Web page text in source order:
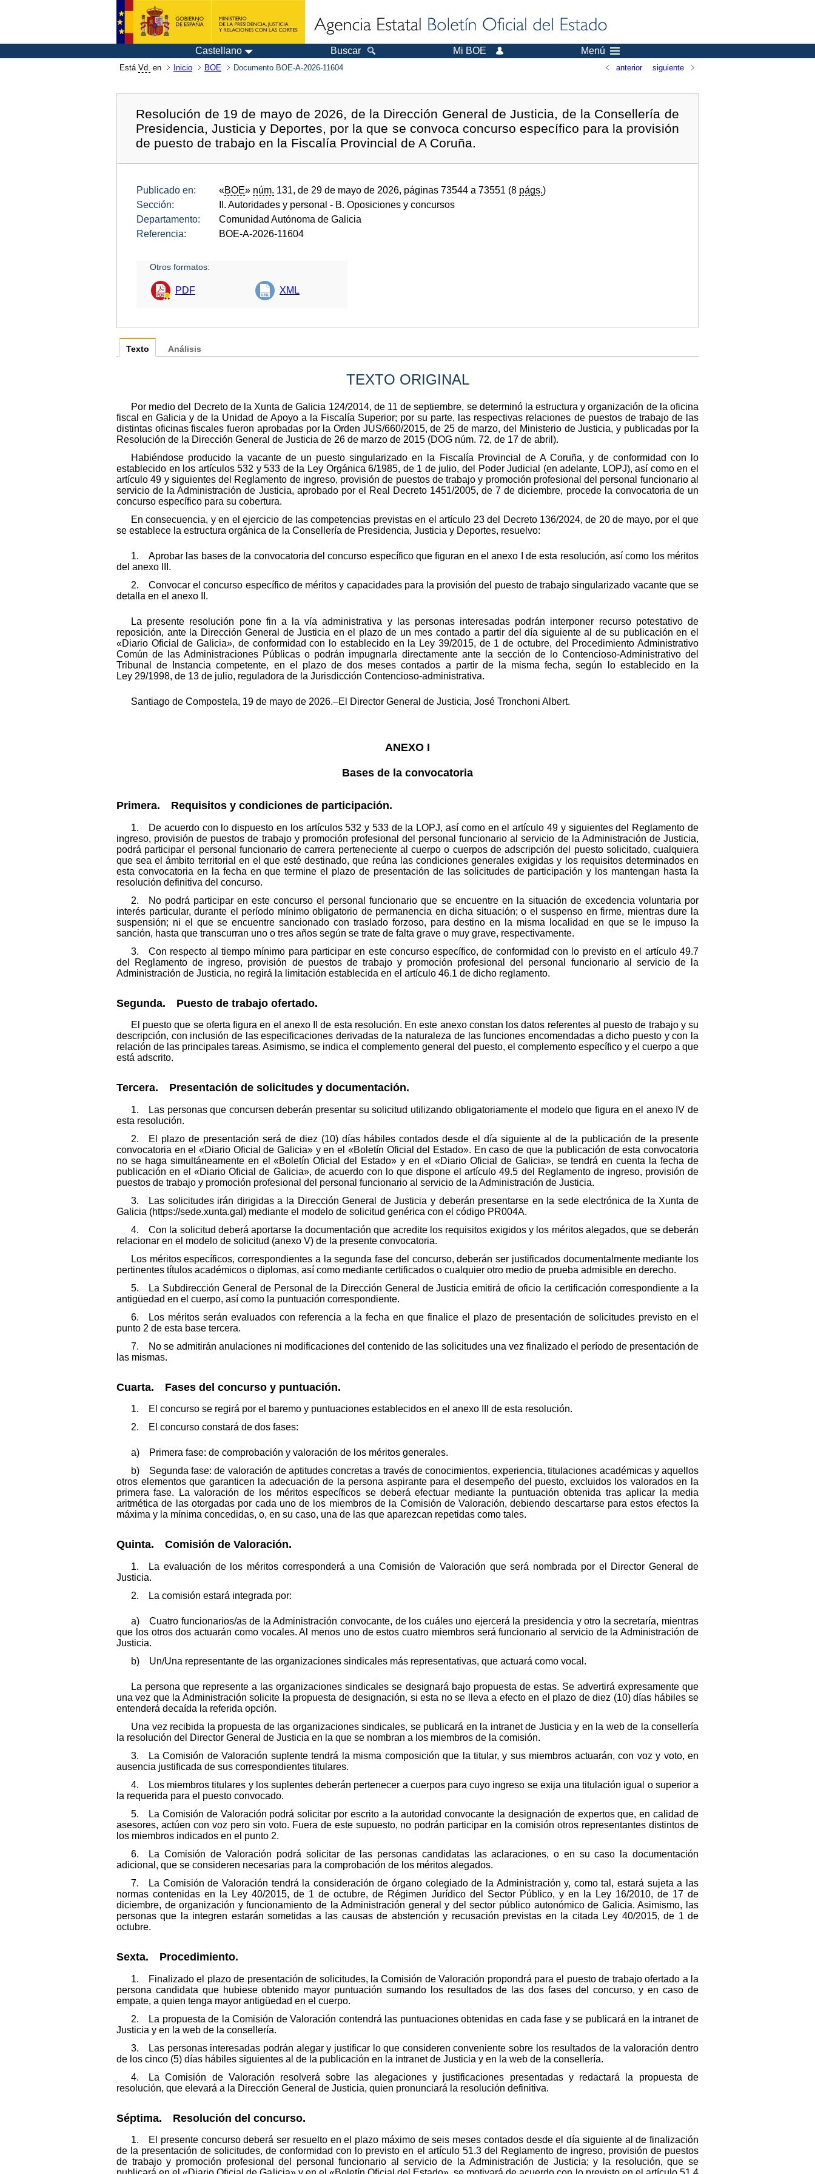
Castellano Buscar Mi BOE Menú
Está Vd. en Inicio BOE Documento BOE-A-2026-11604 anterior siguiente
Resolución de 19 de mayo de 2026, de la Dirección General de Justicia, de la Consellería de
Presidencia, Justicia y Deportes, por la que se convoca concurso específico para la provisión
de puesto de trabajo en la Fiscalía Provincial de A Coruña.
Publicado en: «BOE» núm. 131, de 29 de mayo de 2026, páginas 73544 a 73551 (8 págs.)
Sección:
II. Autoridades y personal - B. Oposiciones y concursos
Departamento:
Comunidad Autónoma de Galicia
Referencia:
BOE-A-2026-11604
Otros formatos:
PDF XML
Texto
TEXTO ORIGINAL
Por medio del Decreto de la Xunta de Galicia 124/2014, de 11 de septiembre, se determinó la estructura y organización de la oficina
fiscal en Galicia y de la Unidad de Apoyo a la Fiscalía Superior; por su parte, las respectivas relaciones de puestos de trabajo de las
distintas oficinas fiscales fueron aprobadas por la Orden JUS/660/2015, de 25 de marzo, del Ministerio de Justicia, y publicadas por la
Resolución de la Dirección General de Justicia de 26 de marzo de 2015 (DOG núm. 72, de 17 de abril).
Habiéndose producido la vacante de un puesto singularizado en la Fiscalía Provincial de A Coruña, y de conformidad con lo
establecido en los artículos 532 y 533 de la Ley Orgánica 6/1985, de 1 de julio, del Poder Judicial (en adelante, LOPJ), así como en el
artículo 49 y siguientes del Reglamento de ingreso, provisión de puestos de trabajo y promoción profesional del personal funcionario al
servicio de la Administración de Justicia, aprobado por el Real Decreto 1451/2005, de 7 de diciembre, procede la convocatoria de un
concurso específico para su cobertura.
En consecuencia, y en el ejercicio de las competencias previstas en el artículo 23 del Decreto 136/2024, de 20 de mayo, por el que
se establece la estructura orgánica de la Consellería de Presidencia, Justicia y Deportes, resuelvo:
1. Aprobar las bases de la convocatoria del concurso específico que figuran en el anexo I de esta resolución, así como los méritos
del anexo III.
2. Convocar el concurso específico de méritos y capacidades para la provisión del puesto de trabajo singularizado vacante que se
detalla en el anexo II.
La presente resolución pone fin a la vía administrativa y las personas interesadas podrán interponer recurso potestativo de
reposición, ante la Dirección General de Justicia en el plazo de un mes contado a partir del día siguiente al de su publicación en el
«Diario Oficial de Galicia», de conformidad con lo establecido en la Ley 39/2015, de 1 de octubre, del Procedimiento Administrativo
Común de las Administraciones Públicas o podrán impugnarla directamente ante la sección de lo Contencioso-Administrativo del
Tribunal de Instancia competente, en el plazo de dos meses contados a partir de la misma fecha, según lo establecido en la
Ley 29/1998, de 13 de julio, reguladora de la Jurisdicción Contencioso-administrativa.
Santiago de Compostela, 19 de mayo de 2026.–El Director General de Justicia, José Tronchoni Albert.
ANEXO I
Bases de la convocatoria
Primera. Requisitos y condiciones de participación.
1. De acuerdo con lo dispuesto en los artículos 532 y 533 de la LOPJ, así como en el artículo 49 y siguientes del Reglamento de
ingreso, provisión de puestos de trabajo y promoción profesional del personal funcionario al servicio de la Administración de Justicia,
podrá participar el personal funcionario de carrera perteneciente al cuerpo o cuerpos de adscripción del puesto solicitado, cualquiera
que sea el ámbito territorial en el que esté destinado, que reúna las condiciones generales exigidas y los requisitos determinados en
esta convocatoria en la fecha en que termine el plazo de presentación de las solicitudes de participación y los mantengan hasta la
resolución definitiva del concurso.
2. No podrá participar en este concurso el personal funcionario que se encuentre en la situación de excedencia voluntaria por
interés particular, durante el período mínimo obligatorio de permanencia en dicha situación; o el suspenso en firme, mientras dure la
suspensión; ni el que se encuentre sancionado con traslado forzoso, para destino en la misma localidad en que se le impuso la
sanción, hasta que transcurran uno o tres años según se trate de falta grave o muy grave, respectivamente.
3. Con respecto al tiempo mínimo para participar en este concurso específico, de conformidad con lo previsto en el artículo 49.7
del Reglamento de ingreso, provisión de puestos de trabajo y promoción profesional del personal funcionario al servicio de la
Administración de Justicia, no regirá la limitación establecida en el artículo 46.1 de dicho reglamento.
Segunda. Puesto de trabajo ofertado.
El puesto que se oferta figura en el anexo II de esta resolución. En este anexo constan los datos referentes al puesto de trabajo y su
descripción, con inclusión de las especificaciones derivadas de la naturaleza de las funciones encomendadas a dicho puesto y con la
relación de las principales tareas. Asimismo, se indica el complemento general del puesto, el complemento específico y el cuerpo a que
está adscrito.
Tercera. Presentación de solicitudes y documentación.
1. Las personas que concursen deberán presentar su solicitud utilizando obligatoriamente el modelo que figura en el anexo IV de
esta resolución.
2. El plazo de presentación será de diez (10) días hábiles contados desde el día siguiente al de la publicación de la presente
convocatoria en el «Diario Oficial de Galicia» y en el «Boletín Oficial del Estado». En caso de que la publicación de esta convocatoria
no se haga simultáneamente en el «Boletín Oficial del Estado» y en el «Diario Oficial de Galicia», se tendrá en cuenta la fecha de
publicación en el «Diario Oficial de Galicia», de acuerdo con lo que dispone el artículo 49.5 del Reglamento de ingreso, provisión de
puestos de trabajo y promoción profesional del personal funcionario al servicio de la Administración de Justicia.
3. Las solicitudes irán dirigidas a la Dirección General de Justicia y deberán presentarse en la sede electrónica de la Xunta de
Galicia (https://sede.xunta.gal) mediante el modelo de solicitud genérica con el código PR004A.
4. Con la solicitud deberá aportarse la documentación que acredite los requisitos exigidos y los méritos alegados, que se deberán
relacionar en el modelo de solicitud (anexo V) de la presente convocatoria.
Los méritos específicos, correspondientes a la segunda fase del concurso, deberán ser justificados documentalmente mediante los
pertinentes títulos académicos o diplomas, así como mediante certificados o cualquier otro medio de prueba admisible en derecho.
5. La Subdirección General de Personal de la Dirección General de Justicia emitirá de oficio la certificación correspondiente a la
antigüedad en el cuerpo, así como la puntuación correspondiente.
6. Los méritos serán evaluados con referencia a la fecha en que finalice el plazo de presentación de solicitudes previsto en el
punto 2 de esta base tercera.
7. No se admitirán anulaciones ni modificaciones del contenido de las solicitudes una vez finalizado el período de presentación de
las mismas.
Cuarta. Fases del concurso y puntuación.
1. El concurso se regirá por el baremo y puntuaciones establecidos en el anexo III de esta resolución.
2. El concurso constará de dos fases:
a) Primera fase: de comprobación y valoración de los méritos generales.
b) Segunda fase: de valoración de aptitudes concretas a través de conocimientos, experiencia, titulaciones académicas y aquellos
otros elementos que garanticen la adecuación de la persona aspirante para el desempeño del puesto, excluidos los valorados en la
primera fase. La valoración de los méritos específicos se deberá efectuar mediante la puntuación obtenida tras aplicar la media
aritmética de las otorgadas por cada uno de los miembros de la Comisión de Valoración, debiendo descartarse para estos efectos la
máxima y la mínima concedidas, o, en su caso, una de las que aparezcan repetidas como tales.
Quinta. Comisión de Valoración.
1. La evaluación de los méritos corresponderá a una Comisión de Valoración que será nombrada por el Director General de
Justicia.
2. La comisión estará integrada por:
a) Cuatro funcionarios/as de la Administración convocante, de los cuáles uno ejercerá la presidencia y otro la secretaría, mientras
que los otros dos actuarán como vocales. Al menos uno de estos cuatro miembros será funcionario al servicio de la Administración de
Justicia.
b) Un/Una representante de las organizaciones sindicales más representativas, que actuará como vocal.
La persona que represente a las organizaciones sindicales se designará bajo propuesta de estas. Se advertirá expresamente que
una vez que la Administración solicite la propuesta de designación, si esta no se lleva a efecto en el plazo de diez (10) días hábiles se
entenderá decaída la referida opción.
Una vez recibida la propuesta de las organizaciones sindicales, se publicará en la intranet de Justicia y en la web de la consellería
la resolución del Director General de Justicia en la que se nombran a los miembros de la comisión.
3. La Comisión de Valoración suplente tendrá la misma composición que la titular, y sus miembros actuarán, con voz y voto, en
ausencia justificada de sus correspondientes titulares.
4. Los miembros titulares y los suplentes deberán pertenecer a cuerpos para cuyo ingreso se exija una titulación igual o superior a
la requerida para el puesto convocado.
5. La Comisión de Valoración podrá solicitar por escrito a la autoridad convocante la designación de expertos que, en calidad de
asesores, actúen con voz pero sin voto. Fuera de este supuesto, no podrán participar en la comisión otros representantes distintos de
los miembros indicados en el punto 2.
6. La Comisión de Valoración podrá solicitar de las personas candidatas las aclaraciones, o en su caso la documentación
adicional, que se consideren necesarias para la comprobación de los méritos alegados.
7. La Comisión de Valoración tendrá la consideración de órgano colegiado de la Administración y, como tal, estará sujeta a las
normas contenidas en la Ley 40/2015, de 1 de octubre, de Régimen Jurídico del Sector Público, y en la Ley 16/2010, de 17 de
diciembre, de organización y funcionamiento de la Administración general y del sector público autonómico de Galicia. Asimismo, las
personas que la integren estarán sometidas a las causas de abstención y recusación previstas en la citada Ley 40/2015, de 1 de
octubre.
Sexta. Procedimiento.
1. Finalizado el plazo de presentación de solicitudes, la Comisión de Valoración propondrá para el puesto de trabajo ofertado a la
persona candidata que hubiese obtenido mayor puntuación sumando los resultados de las dos fases del concurso, y en caso de
empate, a quien tenga mayor antigüedad en el cuerpo.
2. La propuesta de la Comisión de Valoración contendrá las puntuaciones obtenidas en cada fase y se publicará en la intranet de
Justicia y en la web de la consellería.
3. Las personas interesadas podrán alegar y justificar lo que consideren conveniente sobre los resultados de la valoración dentro
de los cinco (5) días hábiles siguientes al de la publicación en la intranet de Justicia y en la web de la consellería.
4. La Comisión de Valoración resolverá sobre las alegaciones y justificaciones presentadas y redactará la propuesta de
resolución, que elevará a la Dirección General de Justicia, quien pronunciará la resolución definitiva.
Séptima. Resolución del concurso.
1. El presente concurso deberá ser resuelto en el plazo máximo de seis meses contados desde el día siguiente al de finalización
de la presentación de solicitudes, de conformidad con lo previsto en el artículo 51.3 del Reglamento de ingreso, provisión de puestos
de trabajo y promoción profesional del personal funcionario al servicio de la Administración de Justicia; y la resolución, que se
Análisis